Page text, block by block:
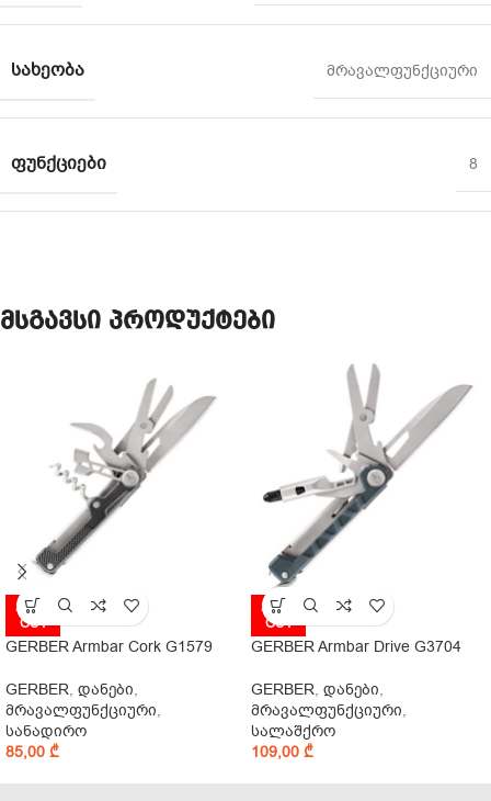
ᲡᲐᲮᲔᲝᲑᲐ მრავალფუნქციური
ᲤᲣᲜᲥᲪᲘᲔᲑᲘ 8
მსგავსი პროდუქტები
SOLD
OUT
GERBER Armbar Cork G1579
GERBER, დანები,
მრავალფუნქციური,
სანადირო
85,00 ₾
SOLD
OUT
GERBER Armbar Drive G3704
GERBER, დანები,
მრავალფუნქციური,
სალაშქრო
109,00 ₾